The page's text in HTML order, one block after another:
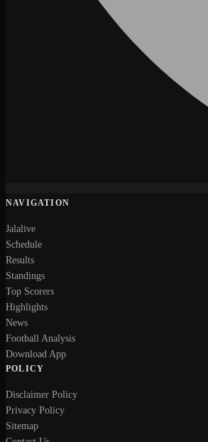
NAVIGATION
Jalalive
Schedule
Results
Standings
Top Scorers
Highlights
News
Football Analysis
Download App
POLICY
Disclaimer Policy
Privacy Policy
Sitemap